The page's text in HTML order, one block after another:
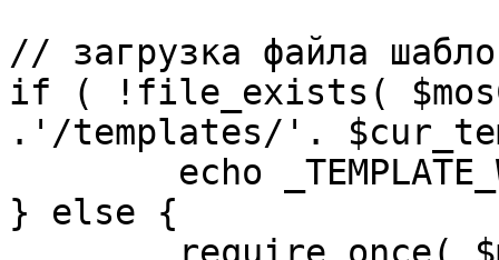
// загрузка файла
if ( !file_exists(
.'/templates/'.
} else {